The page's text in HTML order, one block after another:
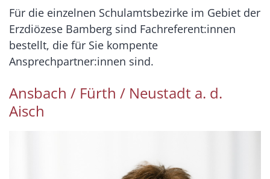
Für die einzelnen Schulamtsbezirke im Gebiet der
Erzdiözese Bamberg sind Fachreferent:innen
bestellt, die für Sie kompente
Ansprechpartner:innen sind.
Ansbach / Fürth / Neustadt a. d.
Aisch